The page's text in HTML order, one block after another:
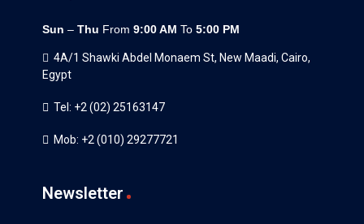
Sun – Thu From 9:00 AM To 5:00 PM
4A/1 Shawki Abdel Monaem St, New Maadi, Cairo,
Egypt
Tel: +2 (02) 25163147
Mob: +2 (010) 29277721
Newsletter